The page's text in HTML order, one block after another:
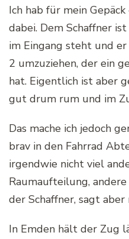
Ich hab für mein
dabei. Dem Schaffner
im Eingang steht und
2 umzuziehen, der ein
hat. Eigentlich ist aber
gut drum rum und im
Das mache ich jedoch
brav in den Fahrrad
irgendwie nicht viel
Raumaufteilung,
der Schaffner, sagt aber
In Emden hält der Zug